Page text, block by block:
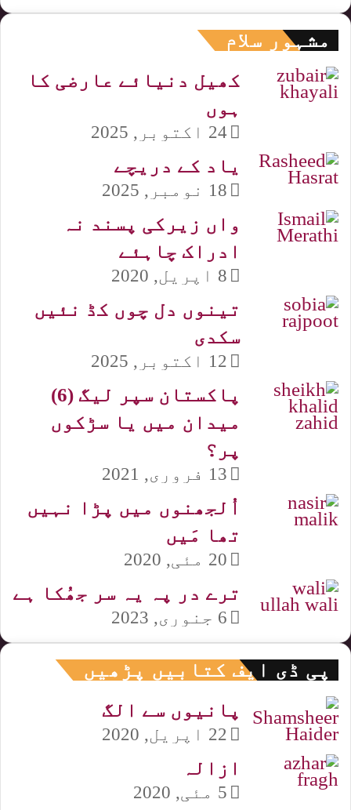
مشہور سلام
کھیل دنیائے عارضی کا
ہوں
24 اکتوبر, 2025
یاد کے دریچے
18 نومبر, 2025
واں زیرکی پسند نہ
ادراک چاہئے
8 اپریل, 2020
تینوں دل چوں کڈ نئیں
سکدی
12 اکتوبر, 2025
پاکستان سپر لیگ (6)
میدان میں یا سڑکوں
پر؟
13 فروری, 2021
اُلجھنوں میں پڑا نہیں
تھا مَیں
20 مئی, 2020
ترے در پہ یہ سر جھُکا ہے
6 جنوری, 2023
پی ڈی ایف کتابیں پڑھیں
پانیوں سے الگ
22 اپریل, 2020
ازالہ
5 مئی, 2020